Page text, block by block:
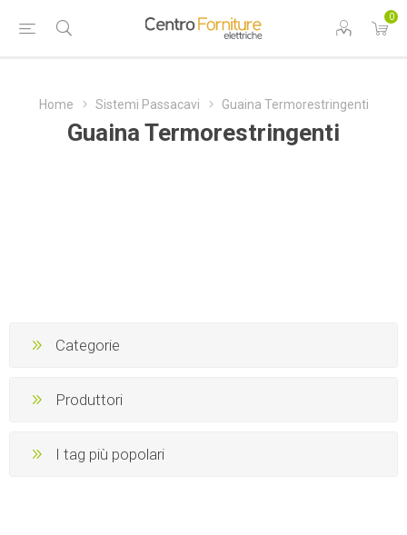
0
Home Sistemi Passacavi Guaina Termorestringenti
Guaina Termorestringenti
Categorie
Produttori
I tag più popolari